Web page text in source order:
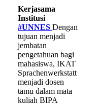
Kerjasama
Institusi
#UNNES Dengan
tujuan menjadi
jembatan
pengetahuan bagi
mahasiswa, IKAT
Sprachenwerkstatt
menjadi dosen
tamu dalam mata
kuliah BIPA